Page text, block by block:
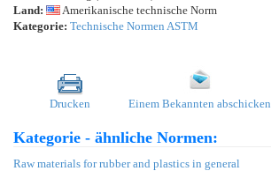
Land:
Amerikanische technische Norm
Kategorie: Technische Normen ASTM
Drucken Einem Bekannten abschicken
Kategorie - ähnliche Normen:
Raw materials for rubber and plastics in general